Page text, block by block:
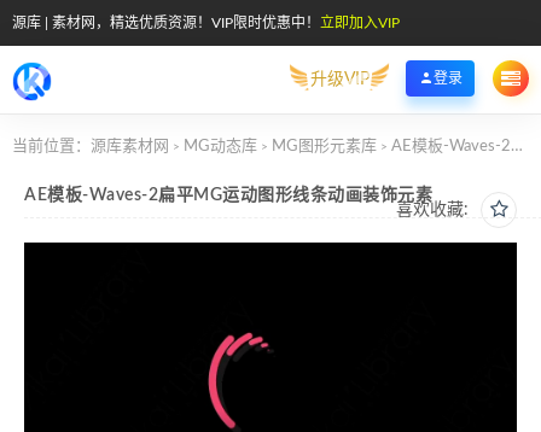
源库 | 素材网，精选优质资源！VIP限时优惠中！ 立即加入VIP
升级VIP 登录
当前位置： 源库素材网 > MG动态库 > MG图形元素库 > AE模板-Waves-2扁平MG运动图形线条动画装饰元素
喜欢收藏:
AE模板-Waves-2扁平MG运动图形线条动画装饰元素